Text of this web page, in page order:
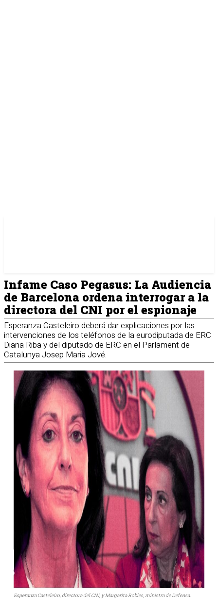
Infame Caso Pegasus: La Audiencia
de Barcelona ordena interrogar a la
directora del CNI por el espionaje
Esperanza Casteleiro deberá dar explicaciones por las
intervenciones de los teléfonos de la eurodiputada de ERC
Diana Riba y del diputado de ERC en el Parlament de
Catalunya Josep Maria Jové.
Esperanza Casteleiro, directora del CNI, y Margarita Robles, ministra de Defensa.